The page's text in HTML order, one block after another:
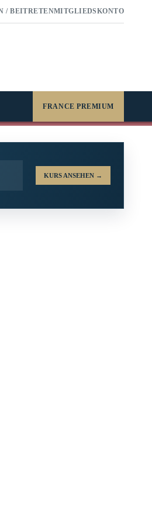
/ BEITRETENMITGLIEDSKONTO
FRANCE PREMIUM
KURS ANSEHEN →